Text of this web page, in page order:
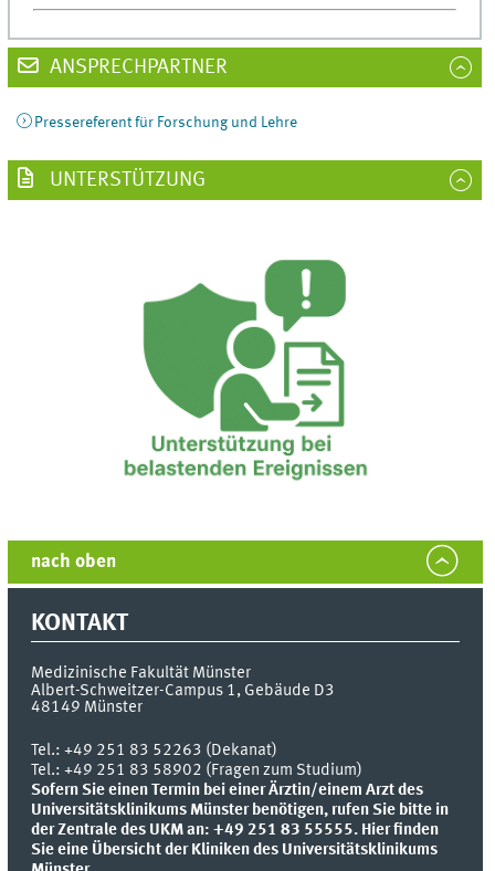
ANSPRECHPARTNER
Pressereferent für Forschung und Lehre
UNTERSTÜTZUNG
nach oben
KONTAKT
Medizinische Fakultät Münster
Albert-Schweitzer-Campus 1, Gebäude D3
48149 Münster
Tel.:+49 251 83 52263 (Dekanat)
Tel.: +49 251 83 58902 (Fragen zum Studium)
Sofern Sie einen Termin bei einer Ärztin/einem Arzt des
Universitätsklinikums Münster benötigen, rufen Sie bitte in
der Zentrale des UKM an: +49 251 83 55555. Hier finden
Sie eine Übersicht der Kliniken des Universitätsklinikums